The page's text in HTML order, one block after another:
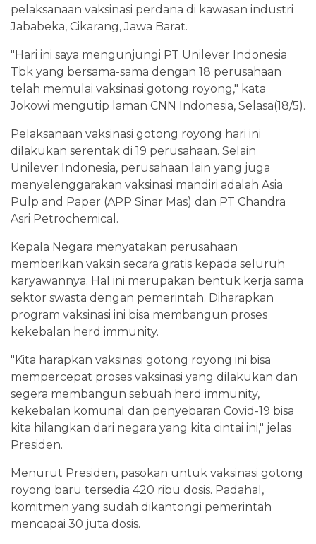
pelaksanaan vaksinasi perdana di kawasan industri
Jababeka, Cikarang, Jawa Barat.
"Hari ini saya mengunjungi PT Unilever Indonesia
Tbk yang bersama-sama dengan 18 perusahaan
telah memulai vaksinasi gotong royong," kata
Jokowi mengutip laman CNN Indonesia, Selasa(18/5).
Pelaksanaan vaksinasi gotong royong hari ini
dilakukan serentak di 19 perusahaan. Selain
Unilever Indonesia, perusahaan lain yang juga
menyelenggarakan vaksinasi mandiri adalah Asia
Pulp and Paper (APP Sinar Mas) dan PT Chandra
Asri Petrochemical.
Kepala Negara menyatakan perusahaan
memberikan vaksin secara gratis kepada seluruh
karyawannya. Hal ini merupakan bentuk kerja sama
sektor swasta dengan pemerintah. Diharapkan
program vaksinasi ini bisa membangun proses
kekebalan herd immunity.
"Kita harapkan vaksinasi gotong royong ini bisa
mempercepat proses vaksinasi yang dilakukan dan
segera membangun sebuah herd immunity,
kekebalan komunal dan penyebaran Covid-19 bisa
kita hilangkan dari negara yang kita cintai ini," jelas
Presiden.
Menurut Presiden, pasokan untuk vaksinasi gotong
royong baru tersedia 420 ribu dosis. Padahal,
komitmen yang sudah dikantongi pemerintah
mencapai 30 juta dosis.